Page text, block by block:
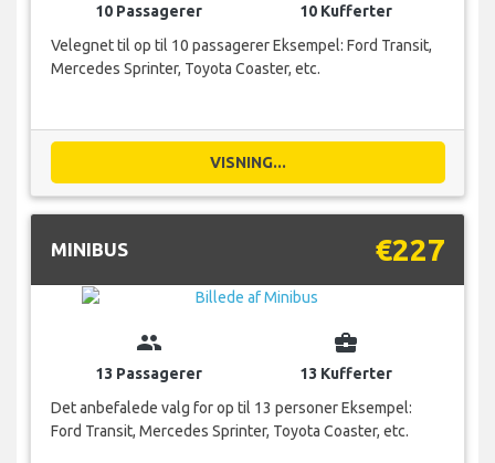
10 Passagerer
10 Kufferter
Velegnet til op til 10 passagerer Eksempel: Ford Transit,
Mercedes Sprinter, Toyota Coaster, etc.
VISNING...
MINIBUS €227
group
13 Passagerer
business_center
13 Kufferter
Det anbefalede valg for op til 13 personer Eksempel:
Ford Transit, Mercedes Sprinter, Toyota Coaster, etc.